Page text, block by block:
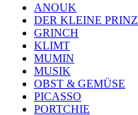
ANOUK
DER KLEINE PRINZ
GRINCH
KLIMT
MUMIN
MUSIK
OBST & GEMÜSE
PICASSO
PORTCHIE